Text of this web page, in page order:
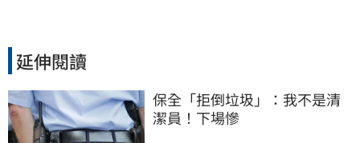
延伸閱讀
保全「拒倒垃圾」：我不是清
潔員！下場慘